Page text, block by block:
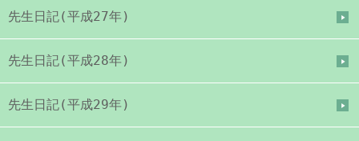
先生日記(平成27年)
先生日記(平成28年)
先生日記(平成29年)